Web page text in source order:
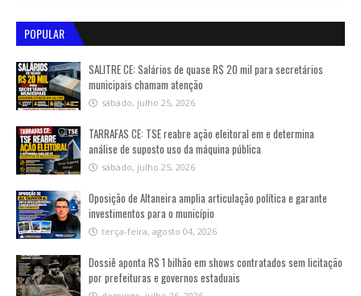
POPULAR
SALITRE CE: Salários de quase R$ 20 mil para secretários
municipais chamam atenção
sábado, julho 25, 2026
TARRAFAS CE: TSE reabre ação eleitoral em e determina
análise de suposto uso da máquina pública
sábado, julho 25, 2026
Oposição de Altaneira amplia articulação política e garante
investimentos para o município
terça-feira, agosto 04, 2026
Dossiê aponta R$ 1 bilhão em shows contratados sem licitação
por prefeituras e governos estaduais